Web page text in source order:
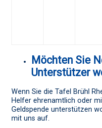
Möchten Sie
Unterstützer
Wenn Sie die Tafel Brühl
Helfer ehrenamtlich oder
Geldspende unterstützen
mit uns auf.